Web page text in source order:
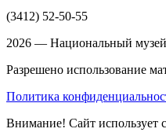
(3412) 52-50-55
2026 — Национальный музей
Разрешено использование
Политика
Внимание! Сайт использует